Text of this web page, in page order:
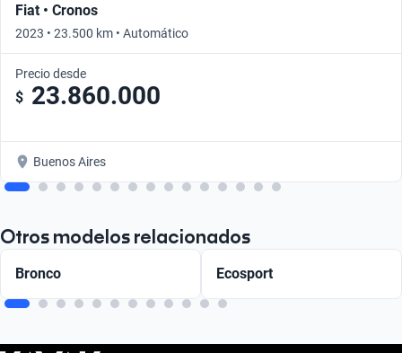
Fiat • Cronos
2023 • 23.500 km • Automático
Precio desde
$ 23.860.000
Buenos Aires
Otros modelos relacionados
Bronco Ecosport